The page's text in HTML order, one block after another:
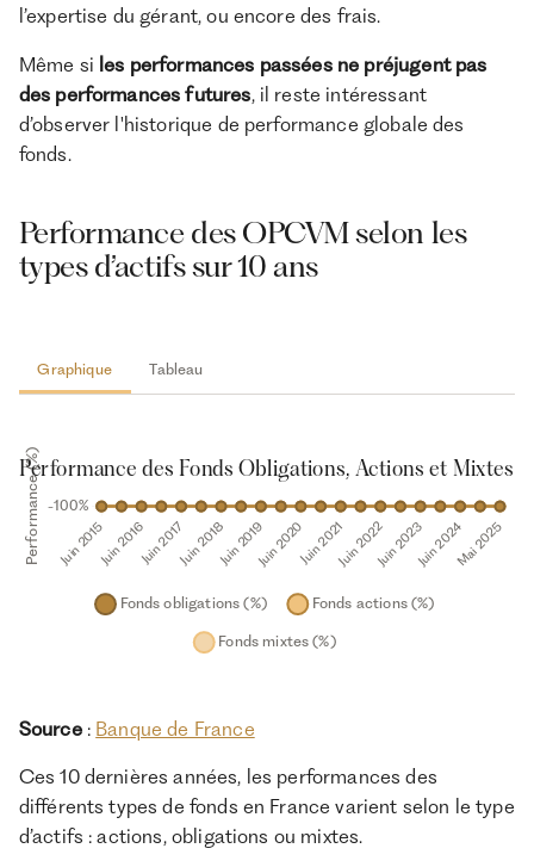
l’expertise du gérant, ou encore des frais.
Même si les performances passées ne préjugent pas
des performances futures, il reste intéressant
d’observer l'historique de performance globale des
fonds.
Performance des OPCVM selon les
types d’actifs sur 10 ans
Graphique Tableau
Source: Banque de France
Ces 10 dernières années, les performances des
différents types de fonds en France varient selon le type
d’actifs : actions, obligations ou mixtes.